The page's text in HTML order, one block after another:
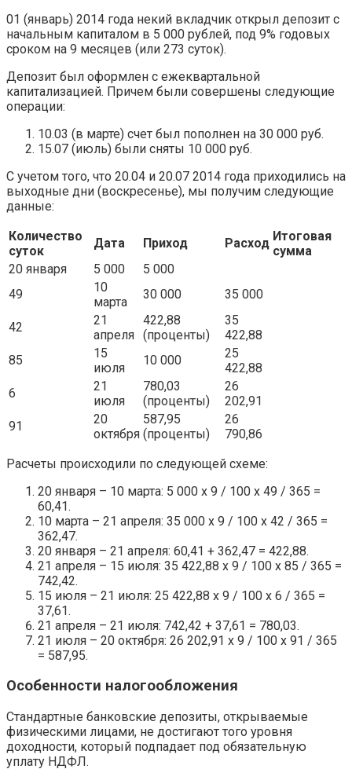
01 (январь) 2014 года некий вкладчик открыл депозит с
начальным капиталом в 5 000 рублей, под 9% годовых
сроком на 9 месяцев (или 273 суток).
Депозит был оформлен с ежеквартальной
капитализацией. Причем были совершены следующие
операции:
10.03 (в марте) счет был пополнен на 30 000 руб.
15.07 (июль) были сняты 10 000 руб.
С учетом того, что 20.04 и 20.07 2014 года приходились на
выходные дни (воскресенье), мы получим следующие
данные:
Количество
суток
Дата Приход Расход Итоговая
сумма
20 января
5 000
5 000
49
10
марта
30 000 35 000
42
21
апреля
422,88
(проценты)
35
422,88
85
15
июля
10 000
25
422,88
6
21
июля
780,03
(проценты)
26
202,91
91
20
октября
587,95
(проценты)
26
790,86
Расчеты происходили по следующей схеме:
20 января – 10 марта: 5 000 х 9 / 100 х 49 / 365 =
60,41.
10 марта – 21 апреля: 35 000 х 9 / 100 х 42 / 365 =
362,47.
20 января – 21 апреля: 60,41 + 362,47 = 422,88.
21 апреля – 15 июля: 35 422,88 х 9 / 100 х 85 / 365 =
742,42.
15 июля – 21 июля: 25 422,88 х 9 / 100 х 6 / 365 =
37,61.
21 апреля – 21 июля: 742,42 + 37,61 = 780,03.
21 июля – 20 октября: 26 202,91 х 9 / 100 х 91 / 365
= 587,95.
Особенности налогообложения
Стандартные банковские депозиты, открываемые
физическими лицами, не достигают того уровня
доходности, который подпадает под обязательную
уплату НДФЛ.